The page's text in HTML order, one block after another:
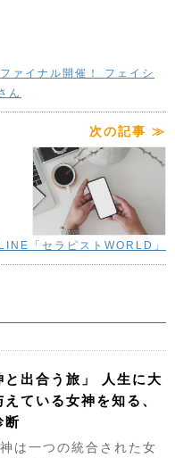
ァイナル開催！ フェイシ
ん
次の記事 ≫
「セラピストWORLD」
と出合う旅」 人生に大
ている女神を知る、
断
は一つの統合された女